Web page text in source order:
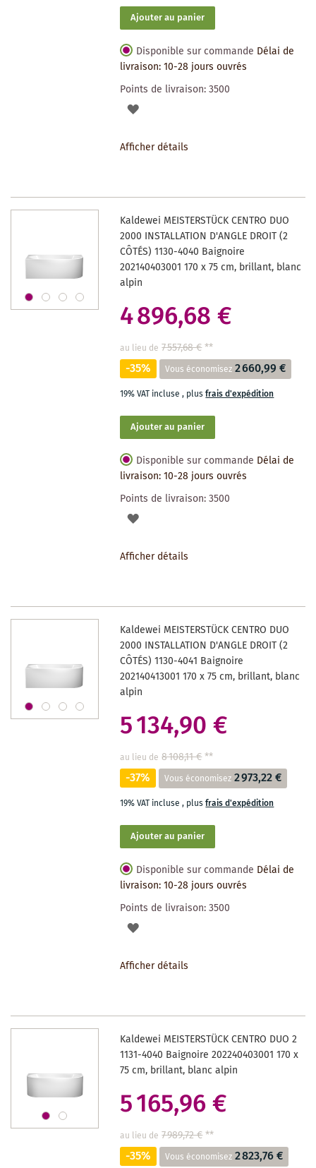
Ajouter au panier
Disponible sur commande Délai de
livraison: 10-28 jours ouvrés
Points de livraison:3500
AJOUTER
SOUHAITS
Afficher détails
Kaldewei MEISTERSTÜCK CENTRO DUO
2000 INSTALLATION D'ANGLE DROIT (2
CÔTÉS) 1130-4040 Baignoire
202140403001 170 x 75 cm, brillant, blanc
alpin
4 896,68 €
au lieu de 7 557,68 €**
-35% Vous économisez 2 660,99 €
19% VAT incluse, plusfrais d'expédition
Ajouter au panier
Disponible sur commande Délai de
livraison: 10-28 jours ouvrés
Points de livraison:3500
AJOUTER
SOUHAITS
Afficher détails
Kaldewei MEISTERSTÜCK CENTRO DUO
2000 INSTALLATION D'ANGLE DROIT (2
CÔTÉS) 1130-4041 Baignoire
202140413001 170 x 75 cm, brillant, blanc
alpin
5 134,90 €
au lieu de 8 108,11 €**
-37% Vous économisez 2 973,22 €
19% VAT incluse, plusfrais d'expédition
Ajouter au panier
Disponible sur commande Délai de
livraison: 10-28 jours ouvrés
Points de livraison:3500
AJOUTER
SOUHAITS
Afficher détails
Kaldewei MEISTERSTÜCK CENTRO DUO 2
1131-4040 Baignoire 202240403001 170 x
75 cm, brillant, blanc alpin
5 165,96 €
au lieu de 7 989,72 €**
-35% Vous économisez 2 823,76 €